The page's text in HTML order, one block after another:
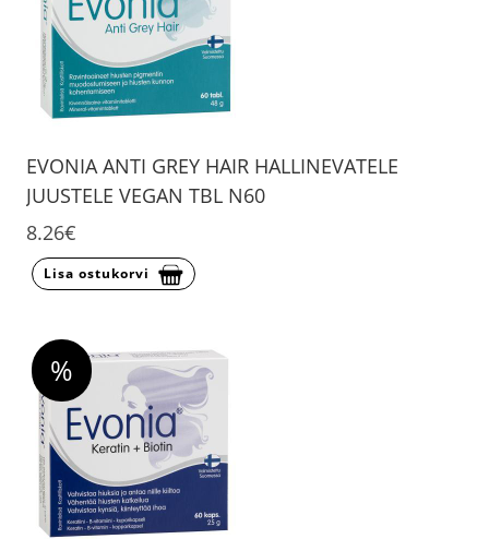
EVONIA ANTI GREY HAIR HALLINEVATELE
JUUSTELE VEGAN TBL N60
8.26€
Lisa ostukorvi
%